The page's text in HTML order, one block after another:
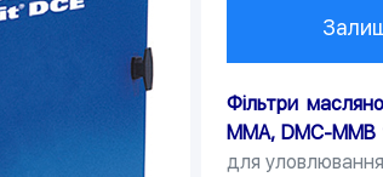
Фільтри
MMA, DMC-
для